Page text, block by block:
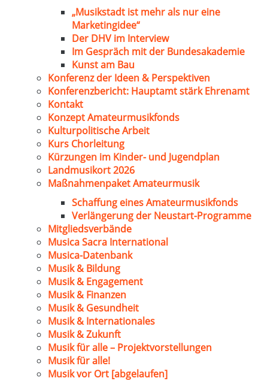
„Musikstadt ist mehr als nur eine
Marketingidee“
Der DHV im Interview
Im Gespräch mit der Bundesakademie
Kunst am Bau
Konferenz der Ideen & Perspektiven
Konferenzbericht: Hauptamt stärk Ehrenamt
Kontakt
Konzept Amateurmusikfonds
Kulturpolitische Arbeit
Kurs Chorleitung
Kürzungen im Kinder- und Jugendplan
Landmusikort 2026
Maßnahmenpaket Amateurmusik
Schaffung eines Amateurmusikfonds
Verlängerung der Neustart-Programme
Mitgliedsverbände
Musica Sacra International
Musica-Datenbank
Musik & Bildung
Musik & Engagement
Musik & Finanzen
Musik & Gesundheit
Musik & Internationales
Musik & Zukunft
Musik für alle – Projektvorstellungen
Musik für alle!
Musik vor Ort [abgelaufen]